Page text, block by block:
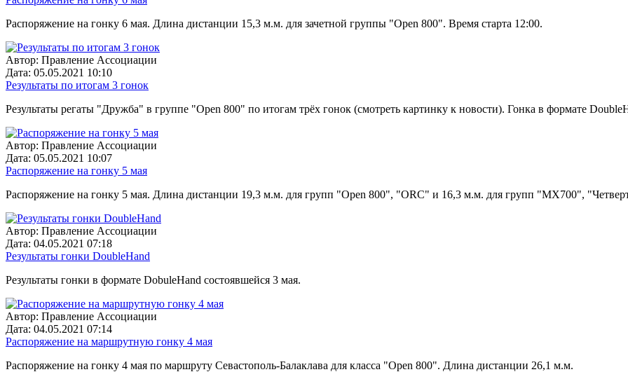
Распоряжение на гонку 6 мая. Длина дистанции 15,3 м.м. для зачетной группы "Open 800". Время старта 12:00.
Автор: Правление Ассоциации
Дата: 05.05.2021 10:10
Результаты по итогам 3 гонок
Результаты регаты "Дружба" в группе "Open 800" по итогам трёх гонок (смотреть картинку к новости). Гонка в формате
Автор: Правление Ассоциации
Дата: 05.05.2021 10:07
Распоряжение на гонку 5 мая
Распоряжение на гонку 5 мая. Длина дистанции 19,3 м.м. для групп "Open 800", "ORC" и 16,3 м.м. для групп "MX700",
Автор: Правление Ассоциации
Дата: 04.05.2021 07:18
Результаты гонки DoubleHand
Результаты гонки в формате DobuleHand состоявшейся 3 мая.
Автор: Правление Ассоциации
Дата: 04.05.2021 07:14
Распоряжение на маршрутную гонку 4 мая
Распоряжение на гонку 4 мая по маршруту Севастополь-Балаклава для класса "Open 800". Длина дистанции 26,1 м.м.